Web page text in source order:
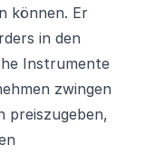
können. Er
in den
Instrumente
zwingen
preiszugeben,